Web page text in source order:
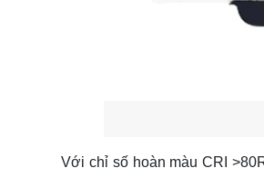
Với chỉ số hoàn màu CRI